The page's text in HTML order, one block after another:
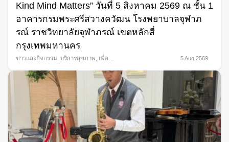
Kind Mind Matters” วันที่ 5 สิงหาคม 2569 ณ ชั้น 1
อาคารกรมพระศรีสวางควัฒน โรงพยาบาลจุฬาภ
รณ์ ราชวิทยาลัยจุฬาภรณ์ เขตหลักสี่
กรุงเทพมหานคร
ข่าวและกิจกรรม บริการสุขภาพ
เพื่อ
5 Aug 2569